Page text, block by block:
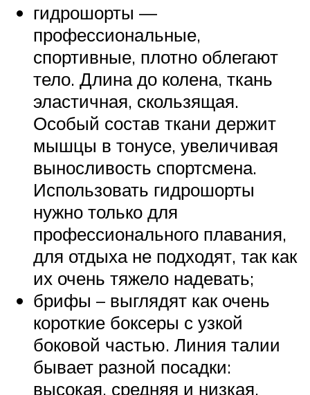
гидрошорты —
профессиональные,
спортивные, плотно облегают
тело. Длина до колена, ткань
эластичная, скользящая.
Особый состав ткани держит
мышцы в тонусе, увеличивая
выносливость спортсмена.
Использовать гидрошорты
нужно только для
профессионального плавания,
для отдыха не подходят, так как
их очень тяжело надевать;
брифы – выглядят как очень
короткие боксеры с узкой
боковой частью. Линия талии
бывает разной посадки:
высокая, средняя и низкая.